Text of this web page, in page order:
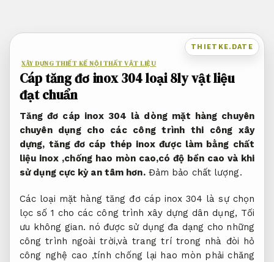
THIETKE.DATE
XÂY DỰNG THIẾT KẾ NỘI THẤT VẬT LIỆU
Cáp tăng đơ inox 304 loại 8ly vật liệu
đạt chuẩn
Tăng đơ cáp inox 304 là dòng mặt hàng chuyên
chuyên dụng cho các công trình thi công xây
dựng, tăng đơ cáp thép inox được làm bằng chất
liệu inox ,chống hao mòn cao,có độ bền cao và khi
sử dụng cực kỳ an tâm hơn. Đảm bảo chất lượng.
Các loại mặt hàng tăng đơ cáp inox 304 là sự chọn
lọc số 1 cho các công trình xây dựng dân dụng, Tối
ưu không gian. nó được sử dụng đa dạng cho những
công trình ngoài trời,và trang trí trong nhà đòi hỏ
công nghệ cao ,tính chống lại hao mòn phải chăng